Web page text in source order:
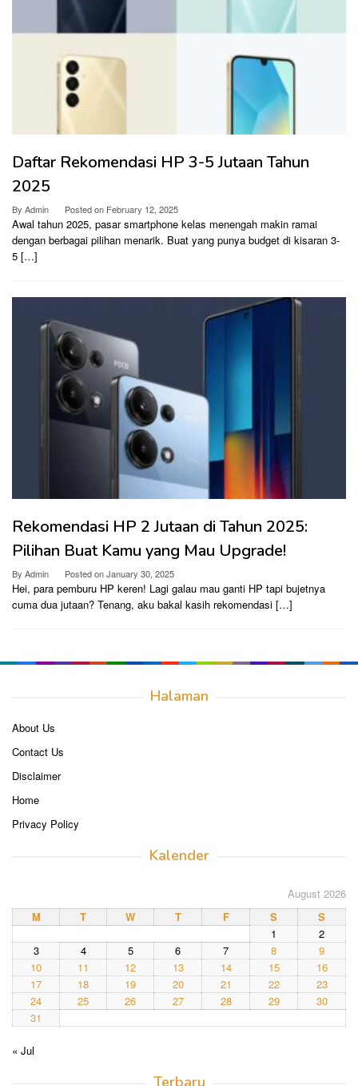
Daftar Rekomendasi HP 3-5 Jutaan Tahun
2025
By Admin Posted on February 12, 2025
Awal tahun 2025, pasar smartphone kelas menengah makin ramai
dengan berbagai pilihan menarik. Buat yang punya budget di kisaran 3-
5 […]
Rekomendasi HP 2 Jutaan di Tahun 2025:
Pilihan Buat Kamu yang Mau Upgrade!
By Admin Posted onJanuary 30, 2025
Hei, para pemburu HP keren! Lagi galau mau ganti HP tapi bujetnya
cuma dua jutaan? Tenang, aku bakal kasih rekomendasi […]
Halaman
About Us
Contact Us
Disclaimer
Home
Privacy Policy
Kalender
August 2026
M
T W T F S
S
1
2
3
4 5 6 7 8
9
10
11 12 13 14 15
16
17
18 19 20 21 22
23
24
25 26 27 28 29
30
31
« Jul